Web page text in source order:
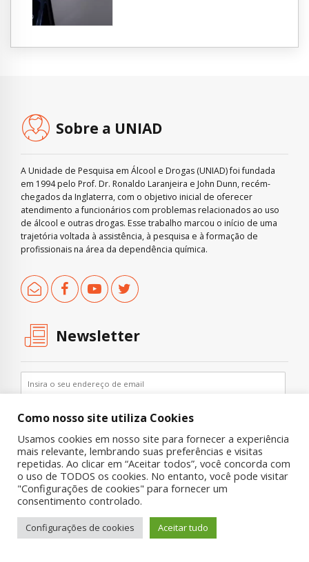
Sobre a UNIAD
A Unidade de Pesquisa em Álcool e Drogas (UNIAD) foi fundada
em 1994 pelo Prof. Dr. Ronaldo Laranjeira e John Dunn, recém-
chegados da Inglaterra, com o objetivo inicial de oferecer
atendimento a funcionários com problemas relacionados ao uso
de álcool e outras drogas. Esse trabalho marcou o início de uma
trajetória voltada à assistência, à pesquisa e à formação de
profissionais na área da dependência química.
Newsletter
Copyright © 2019 UNIAD – Unidade de Pesquisa em Álcool e Drogas
Contato
Como nosso site utiliza Cookies
Usamos cookies em nosso site para fornecer a experiência
mais relevante, lembrando suas preferências e visitas
repetidas. Ao clicar em “Aceitar todos”, você concorda com
o uso de TODOS os cookies. No entanto, você pode visitar
"Configurações de cookies" para fornecer um
consentimento controlado.
Configurações de cookies Aceitar tudo